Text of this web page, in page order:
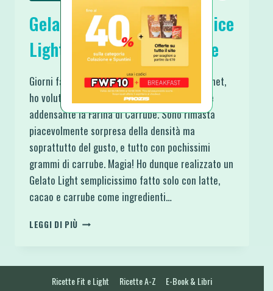
Gelato al Cioccolato Semplice
Light Vegan e Senza Glutine
Giorni fa, dopo aver letto vari articoli in internet,
ho voluto sperimentare il gelato usando come
addensante la Farina di Carrube. Sono rimasta
piacevolmente sorpresa della densità ma
soprattutto del gusto, e tutto con pochissimi
grammi di carrube. Magia! Ho dunque realizzato un
Gelato Light semplicissimo fatto solo con latte,
cacao e carrube come ingredienti…
LEGGI DI PIÙ GELATO
VEGAN
Ricette Fit e Light Ricette A-Z E-Book & Libri